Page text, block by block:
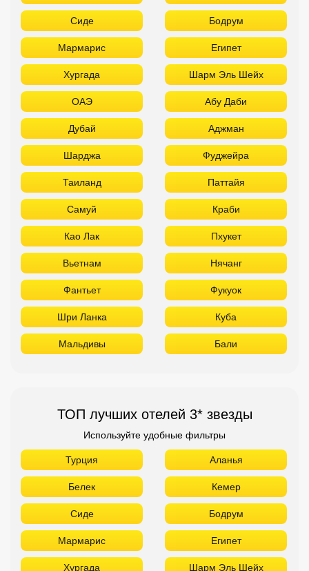
Сиде Бодрум
Мармарис Египет
Хургада Шарм Эль Шейх
ОАЭ Абу Даби
Дубай Аджман
Шарджа Фуджейра
Таиланд Паттайя
Самуй Краби
Као Лак Пхукет
Вьетнам Нячанг
Фантьет Фукуок
Шри Ланка Куба
Мальдивы Бали
ТОП лучших отелей 3* звезды
Используйте удобные фильтры
Турция Аланья
Белек Кемер
Сиде Бодрум
Мармарис Египет
Хургада Шарм Эль Шейх